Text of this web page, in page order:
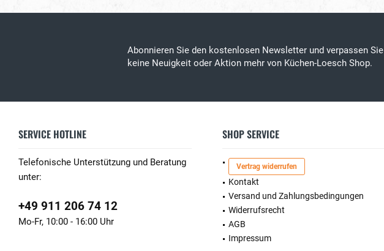
Abonnieren Sie den kostenlosen Newsletter und verpassen Sie
keine Neuigkeit oder Aktion mehr von Küchen-Loesch Shop.
SERVICE HOTLINE
Telefonische Unterstützung und Beratung
unter:
+49 911 206 74 12
Mo-Fr, 10:00 - 16:00 Uhr
SHOP SERVICE
Vertrag widerrufen
Kontakt
Versand und Zahlungsbedingungen
Widerrufsrecht
AGB
Impressum